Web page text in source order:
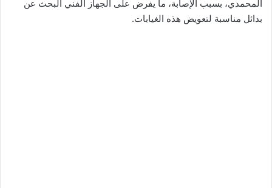
المحمدي، بسبب الإصابة، ما يفرض على الجهاز الفني البحث عن
بدائل مناسبة لتعويض هذه الغيابات.